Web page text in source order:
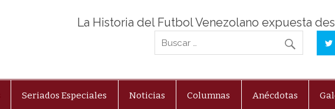
La Historia del Futbol Venezolano expuesta
Seriados Especiales Noticias Columnas Anécdotas